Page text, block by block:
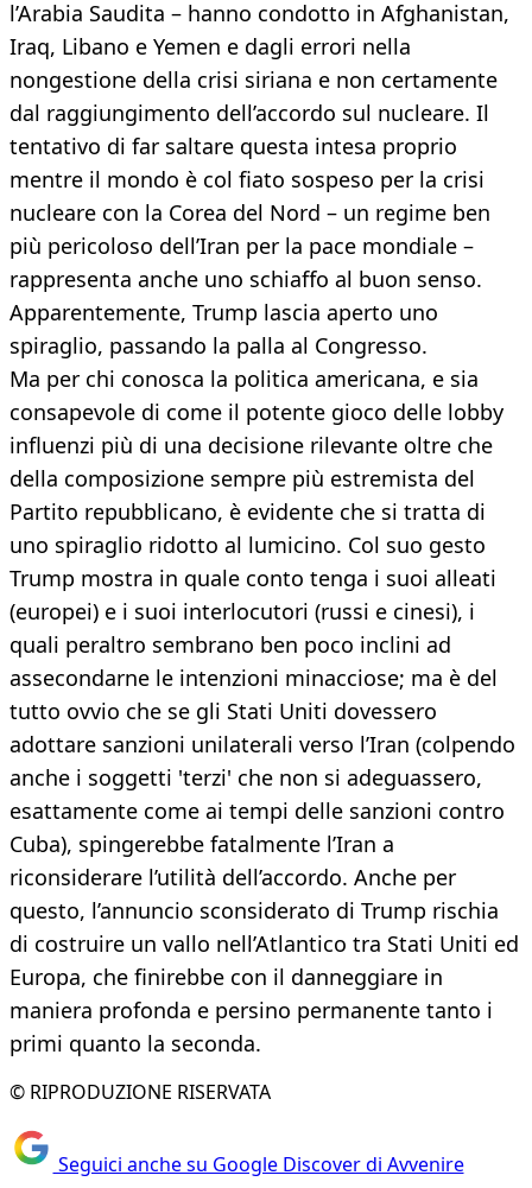
l’Arabia Saudita – hanno condotto in Afghanistan,
Iraq, Libano e Yemen e dagli errori nella
nongestione della crisi siriana e non certamente
dal raggiungimento dell’accordo sul nucleare. Il
tentativo di far saltare questa intesa proprio
mentre il mondo è col fiato sospeso per la crisi
nucleare con la Corea del Nord – un regime ben
più pericoloso dell’Iran per la pace mondiale –
rappresenta anche uno schiaffo al buon senso.
Apparentemente, Trump lascia aperto uno
spiraglio, passando la palla al Congresso.
Ma per chi conosca la politica americana, e sia
consapevole di come il potente gioco delle lobby
influenzi più di una decisione rilevante oltre che
della composizione sempre più estremista del
Partito repubblicano, è evidente che si tratta di
uno spiraglio ridotto al lumicino. Col suo gesto
Trump mostra in quale conto tenga i suoi alleati
(europei) e i suoi interlocutori (russi e cinesi), i
quali peraltro sembrano ben poco inclini ad
assecondarne le intenzioni minacciose; ma è del
tutto ovvio che se gli Stati Uniti dovessero
adottare sanzioni unilaterali verso l’Iran (colpendo
anche i soggetti 'terzi' che non si adeguassero,
esattamente come ai tempi delle sanzioni contro
Cuba), spingerebbe fatalmente l’Iran a
riconsiderare l’utilità dell’accordo. Anche per
questo, l’annuncio sconsiderato di Trump rischia
di costruire un vallo nell’Atlantico tra Stati Uniti ed
Europa, che finirebbe con il danneggiare in
maniera profonda e persino permanente tanto i
primi quanto la seconda.
© RIPRODUZIONE RISERVATA
Seguici anche su Google Discover di Avvenire